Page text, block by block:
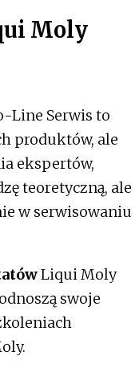
Moly
Line Serwis to
produktów, ale
ekspertów,
teoretyczną, ale
w serwisowaniu
Liqui Moly
swoje